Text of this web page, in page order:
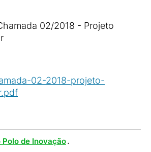
02/2018 - Projeto
02-2018-projeto-
Polo de Inovação.